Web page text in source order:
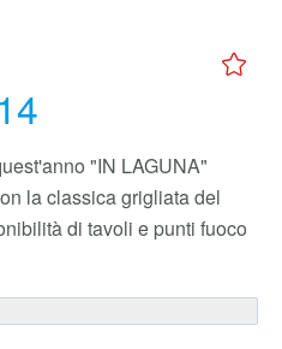
"IN LAGUNA"
la classica grigliata del
di tavoli e punti fuoco